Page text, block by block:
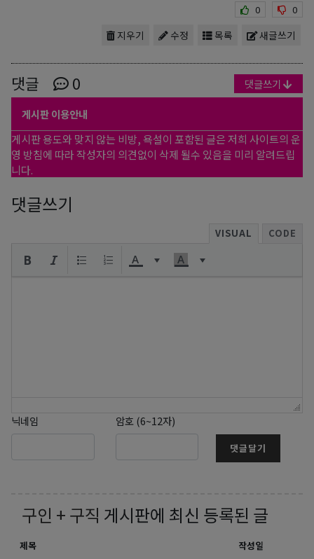
0 0
새글쓰기
목록
수정
지우기
댓글 0 댓글쓰기
게시판 이용안내
게시판 용도와 맞지 않는 비방, 욕설이 포함된 글은 저희 사이트의 운
영 방침에 따라 작성자의 의견없이 삭제 될수 있음을 미리 알려드립
니다.
댓글쓰기
VISUAL CODE
닉네임 암호 (6~12자)
댓글달기
구인 + 구직 게시판에 최신 등록된 글
제목 작성일